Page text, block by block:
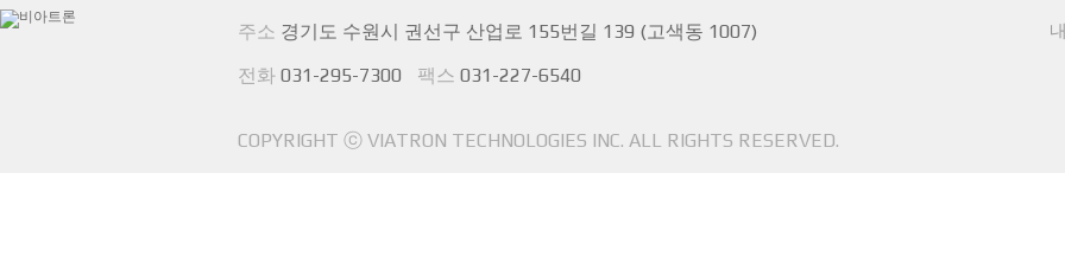
주소 경기도 수원시 권선구 산업로 155번길 139 (고색동 1007)
전화 031-295-7300 팩스 031-227-6540
COPYRIGHT ⓒ VIATRON TECHNOLOGIES INC. ALL RIGHTS RESERVED.